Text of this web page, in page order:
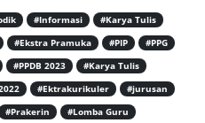
#Informasi
#Karya Tulis
#Ekstra Pramuka #PIP
#PPG
#PPDB 2023
#Karya Tulis
#Ektrakurikuler
#jurusan
#Prakerin
#Lomba Guru